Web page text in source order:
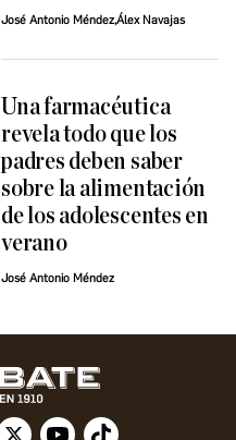
José Antonio Méndez,Álex Navajas
Una farmacéutica
revela todo que los
padres deben saber
sobre la alimentación
de los adolescentes en
verano
José Antonio Méndez